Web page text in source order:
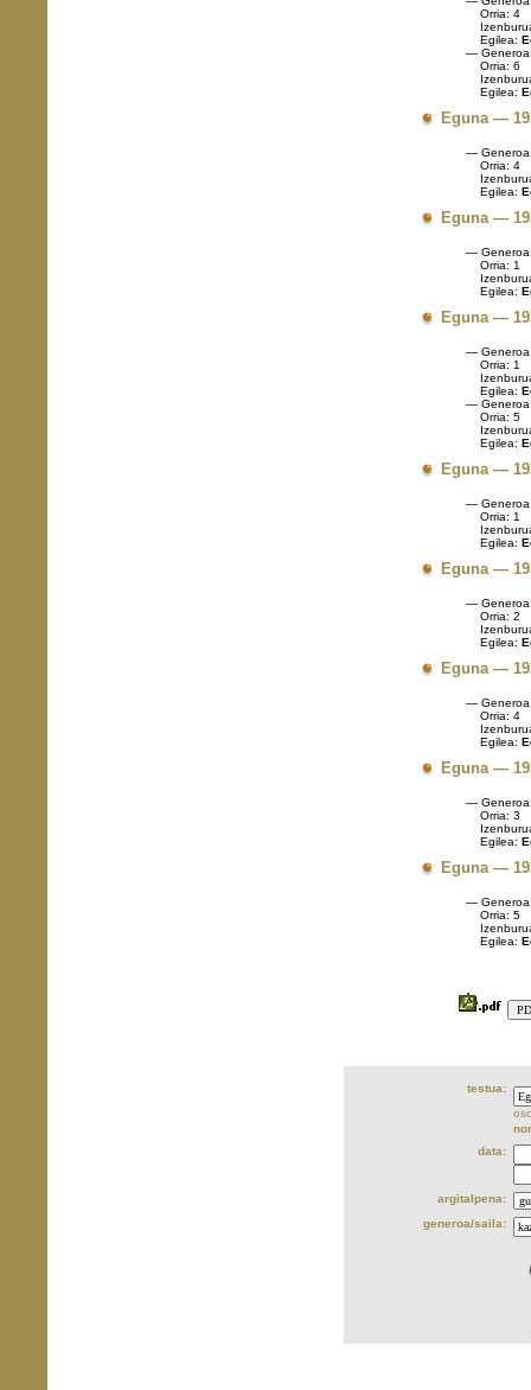
Orria: 4
Egilea:
—
Orria: 6
Egilea:
Eguna —
—
Orria: 4
Egilea:
Eguna —
—
Orria: 1
Egilea:
Eguna —
—
Orria: 1
Egilea:
—
Orria: 5
Egilea:
Eguna —
—
Orria: 1
Egilea:
Eguna —
—
Orria: 2
Egilea:
Eguna —
—
Orria: 4
Egilea:
Eguna —
—
Orria: 3
Egilea:
Eguna —
—
Orria: 5
Egilea:
testua:
data:
argitalpena:
generoa/saila: